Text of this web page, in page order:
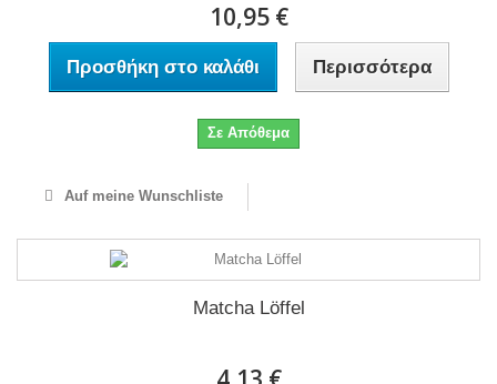
10,95 €
Προσθήκη στο καλάθι Περισσότερα
Σε Απόθεμα
Auf meine Wunschliste
Matcha Löffel